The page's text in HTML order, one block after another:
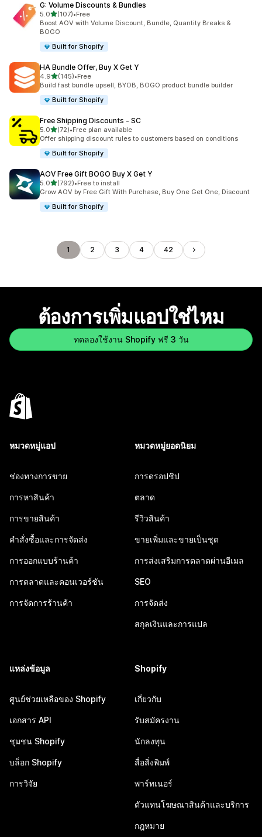
G: Volume Discounts & Bundles
5.0เต็ม 5 ดาว
(107)
ทั้งหมด 107 รีวิว
•Free
Boost AOV with Volume Discount, Bundle, Quantity Breaks &
BOGO
Built for Shopify
HA Bundle Offer, Buy X Get Y
4.9เต็ม 5 ดาว
(145)
ทั้งหมด 145 รีวิว
•Free
Build fast bundle upsell, BYOB, BOGO product bundle builder
Built for Shopify
Free Shipping Discounts ‑ SC
5.0เต็ม 5 ดาว
(72)
ทั้งหมด 72 รีวิว
•Free plan available
Offer shipping discount rules to customers based on conditions
Built for Shopify
AOV Free Gift BOGO Buy X Get Y
5.0เต็ม 5 ดาว
(792)
ทั้งหมด 792 รีวิว
•Free to install
Grow AOV by Free Gift With Purchase, Buy One Get One, Discount
Built for Shopify
1 2 3 4 42
ต้องการเพิ่มแอปใช่ไหม
ทดลองใช้งาน Shopify ฟรี 3 วัน
หมวดหมู่แอป
ช่องทางการขาย
การหาสินค้า
การขายสินค้า
คำสั่งซื้อและการจัดส่ง
การออกแบบร้านค้า
การตลาดและคอนเวอร์ชัน
การจัดการร้านค้า
หมวดหมู่ยอดนิยม
การดรอปชิป
ตลาด
รีวิวสินค้า
ขายเพิ่มและขายเป็นชุด
การส่งเสริมการตลาดผ่านอีเมล
SEO
การจัดส่ง
สกุลเงินและการแปล
แหล่งข้อมูล
ศูนย์ช่วยเหลือของ Shopify
เอกสาร API
ชุมชน Shopify
บล็อก Shopify
การวิจัย
Shopify
เกี่ยวกับ
รับสมัครงาน
นักลงทุน
สื่อสิ่งพิมพ์
พาร์ทเนอร์
ตัวแทนโฆษณาสินค้าและบริการ
กฎหมาย